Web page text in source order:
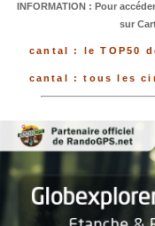
INFORMATION : Pour
sur
cantal : le TOP50
cantal : tous les